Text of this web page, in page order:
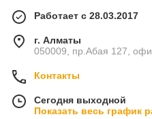
Работает с 28.03.2017
г. Алматы
050009, пр.Абая 127,
Контакты
Сегодня выходной
Показать весь график